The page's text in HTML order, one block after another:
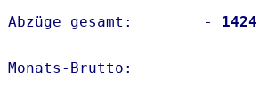
Abzüge gesamt:        -
Monats-Brutto: